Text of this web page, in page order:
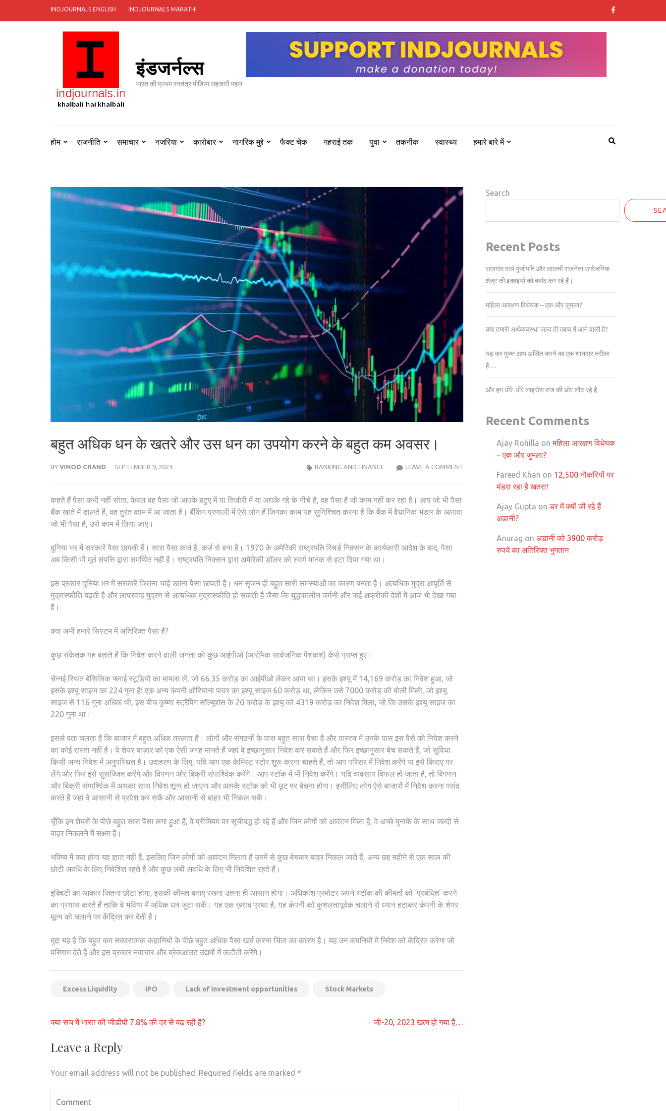
INDJOURNALS ENGLISH INDJOURNALS MARATHI
इंडजर्नल्स
भारत की प्रथम स्वतंत्र मीडिया सहकारी पहल
होम राजनीति समाचार नजरिया कारोबार नागरिक मुद्दे फैक्ट चेक गहराई तक युवा तकनीक स्वास्थ्य हमारे बारे में
बहुत अधिक धन के खतरे और उस धन का उपयोग करने के बहुत कम अवसर।
BY VINOD CHAND SEPTEMBER 9, 2023 LEAVE A COMMENTबहुत
BANKING AND FINANCE
कहते हैं पैसा कभी नहीं सोता. केवल वह पैसा जो आपके बटुए में या तिजोरी में या आपके गद्दे के नीचे है, वह पैसा है जो काम नहीं कर रहा है। आप जो भी पैसा
बैंक खाते में डालते हैं, वह तुरंत काम में आ जाता है। बैंकिंग प्रणाली में ऐसे लोग हैं जिनका काम यह सुनिश्चित करना है कि बैंक में वैधानिक भंडार के अलावा
जो भी पैसा है, उसे काम में लिया जाए।
दुनिया भर में सरकारें पैसा छापती हैं। सारा पैसा कर्ज है, कर्ज से बना है। 1970 के अमेरिकी राष्ट्रपति रिचर्ड निक्सन के कार्यकारी आदेश के बाद, पैसा
अब किसी भी मूर्त संपत्ति द्वारा समर्थित नहीं है। राष्ट्रपति निक्सन द्वारा अमेरिकी डॉलर को स्वर्ण मानक से हटा दिया गया था।
इस प्रकार दुनिया भर में सरकारें जितना चाहें उतना पैसा छापती हैं। धन सृजन ही बहुत सारी समस्याओं का कारण बनता है। अत्यधिक मुद्रा आपूर्ति से
मुद्रास्फीति बढ़ती है और लापरवाह मुद्रण से अत्यधिक मुद्रास्फीति हो सकती है जैसा कि युद्धकालीन जर्मनी और कई अफ्रीकी देशों में आज भी देखा गया
है।
क्या अभी हमारे सिस्टम में अतिरिक्त पैसा है?
कुछ संकेतक यह बताते हैं कि निवेश करने वाली जनता को कुछ आईपीओ (आरंभिक सार्वजनिक पेशकश) कैसे प्राप्त हुए।
चेन्नई स्थित बेसिलिक फ्लाई स्टूडियो का मामला लें, जो 66.35 करोड़ का आईपीओ लेकर आया था। इसके इश्यू में 14,169 करोड़ का निवेश हुआ, जो
इसके इश्यू साइज का 224 गुना है! एक अन्य कंपनी ओरियाना पावर का इश्यू साइज 60 करोड़ था, लेकिन उसे 7000 करोड़ की बोली मिली, जो इश्यू
साइज से 116 गुना अधिक थी, इस बीच कृष्णा स्ट्रैपिंग सॉल्यूशंस के 20 करोड़ के इश्यू को 4319 करोड़ का निवेश मिला, जो कि उसके इश्यू साइज का
220 गुना था।
इससे पता चलता है कि बाजार में बहुत अधिक तरलता है। लोगों और संगठनों के पास बहुत सारा पैसा है और वास्तव में उनके पास इस पैसे को निवेश करने
का कोई रास्ता नहीं है। वे शेयर बाज़ार को एक ऐसी जगह मानते हैं जहां वे इच्छानुसार निवेश कर सकते हैं और फिर इच्छानुसार बेच सकते हैं, जो सुविधा
किसी अन्य निवेश में अनुपस्थित है। उदाहरण के लिए, यदि आप एक केमिस्ट स्टोर शुरू करना चाहते हैं, तो आप परिसर में निवेश करेंगे या इसे किराए पर
लेंगे और फिर इसे सुसज्जित करेंगे और विपणन और बिक्री संपार्श्विक करेंगे। आप स्टॉक में भी निवेश करेंगे। यदि व्यवसाय विफल हो जाता है, तो विपणन
और बिक्री संपार्श्विक में आपका सारा निवेश शून्य हो जाएगा और आपके स्टॉक को भी छूट पर बेचना होगा। इसीलिए लोग ऐसे बाजारों में निवेश करना पसंद
करते हैं जहां वे आसानी से प्रवेश कर सकें और आसानी से बाहर भी निकल सकें।
चूँकि इन शेयरों के पीछे बहुत सारा पैसा लगा हुआ है, वे प्रीमियम पर सूचीबद्ध हो रहे हैं और जिन लोगों को आवंटन मिला है, वे अच्छे मुनाफे के साथ जल्दी से
बाहर निकलने में सक्षम हैं।
भविष्य में क्या होगा यह ज्ञात नहीं है, इसलिए जिन लोगों को आवंटन मिलता है उनमें से कुछ बेचकर बाहर निकल जाते हैं, अन्य छह महीने से एक साल की
छोटी अवधि के लिए निवेशित रहते हैं और कुछ लंबी अवधि के लिए भी निवेशित रहते हैं।
इक्विटी का आकार जितना छोटा होगा, इसकी कीमत बनाए रखना उतना ही आसान होगा। अधिकांश प्रमोटर अपने स्टॉक की कीमतों को ‘प्रबंधित’ करने
का प्रयास करते हैं ताकि वे भविष्य में अधिक धन जुटा सकें। यह एक ख़राब प्रथा है, यह कंपनी को कुशलतापूर्वक चलाने से ध्यान हटाकर कंपनी के शेयर
मूल्य को चलाने पर केंद्रित कर देती है।
मुद्दा यह है कि बहुत कम सकारात्मक कहानियों के पीछे बहुत अधिक पैसा खर्च करना चिंता का कारण है। यह उन कंपनियों में निवेश को केंद्रित करेगा जो
परिणाम देते हैं और इस प्रकार नवाचार और ब्रेकआउट उद्यमों में कटौती करेंगे।
Excess Liquidity IPO Lack of Investment opportunities Stock Markets
Post
क्या सच में भारत की जीडीपी 7.8% की दर से बढ़ रही है? जी-20, 2023 खत्म हो गया है…
Leave a Reply
Your email address will not be published. Required fields are marked *
Search
Recent Posts
सांठगांठ वाले पूंजीपति और लालची राजनेता सार्वजनिक
क्षेत्र की इकाइयों को बर्बाद कर रहे हैं।
महिला आरक्षण विधेयक – एक और जुमला?
क्या हमारी अर्थव्यवस्था जल्द ही दबाव में आने वाली है?
यह कर मुक्त आय अर्जित करने का एक शानदार तरीका
है…
और हम धीरे-धीरे लाइसेंस राज की ओर लौट रहे हैं
Recent Comments
Ajay Rohilla onमहिला आरक्षण विधेयक
– एक और जुमला?
Fareed Khan on 12,500 नौकरियों पर
मंडरा रहा है खतरा!
Ajay Gupta onडर में क्यों जी रहे हैं
अडानी?
Anurag on अडानी को 3900 करोड़
रुपये का अतिरिक्त भुगतान